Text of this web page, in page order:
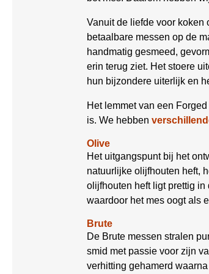
Vanuit de liefde voor koken
betaalbare messen op de
handmatig gesmeed,
erin terug ziet. Het stoere
hun bijzondere uiterlijk en
Het lemmet van een
is. We hebben
Olive
Het uitgangspunt bij het
natuurlijke olijfhouten heft,
olijfhouten heft ligt prettig
waardoor het mes oogt als
Brute
De Brute messen stralen
smid met passie voor zijn
verhitting gehamerd